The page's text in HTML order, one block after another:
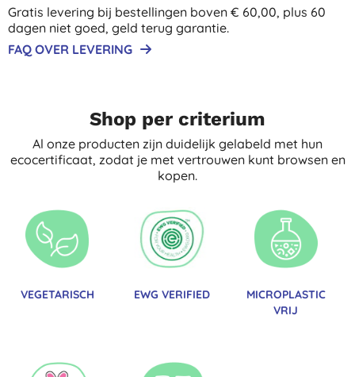
Gratis levering bij bestellingen boven € 60,00, plus 60
dagen niet goed, geld terug garantie.
FAQ OVER LEVERING
Shop per criterium
Al onze producten zijn duidelijk gelabeld met hun
ecocertificaat, zodat je met vertrouwen kunt browsen en
kopen.
VEGETARISCH EWG VERIFIED
MICROPLASTIC
VRIJ